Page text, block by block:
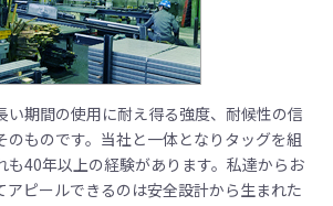
い期間の使用に耐え得る強度、耐候性の信
のものです。当社と一体となりタッグを組
も40年以上の経験があります。私達からお
アピールできるのは安全設計から生まれた